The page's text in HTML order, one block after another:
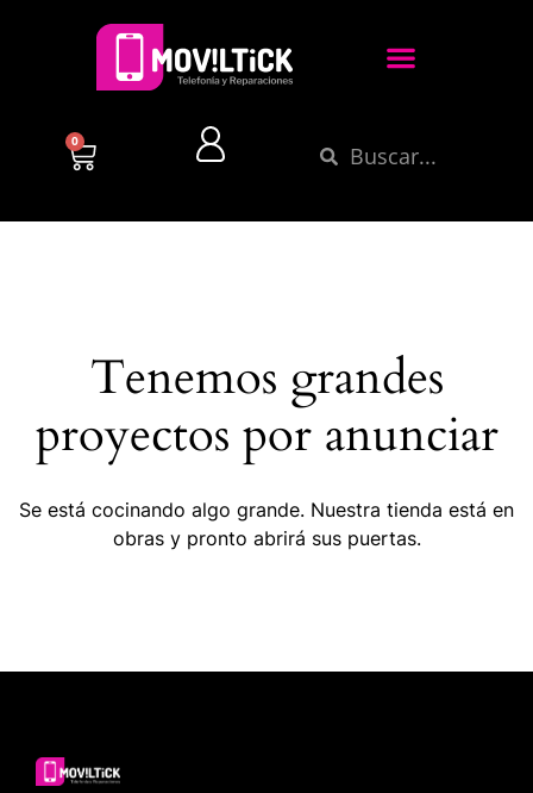
0
Tenemos grandes
proyectos por anunciar
Se está cocinando algo grande. Nuestra tienda está en
obras y pronto abrirá sus puertas.